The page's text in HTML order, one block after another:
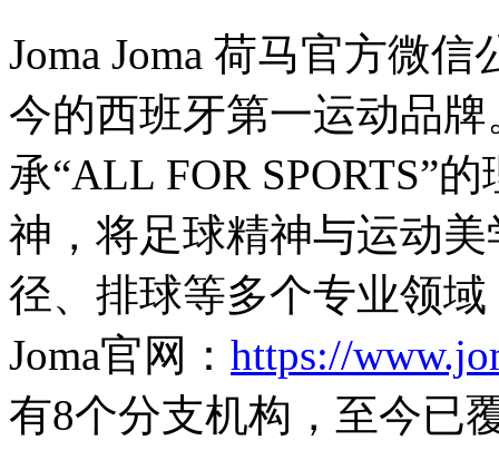
Joma Joma 荷马官方微
今的西班牙第一运动品
承“ALL FOR SPORTS”
神，将足球精神与运动
径、排球等多个专业领
Joma官网： https://
有8个分支机构，至今已